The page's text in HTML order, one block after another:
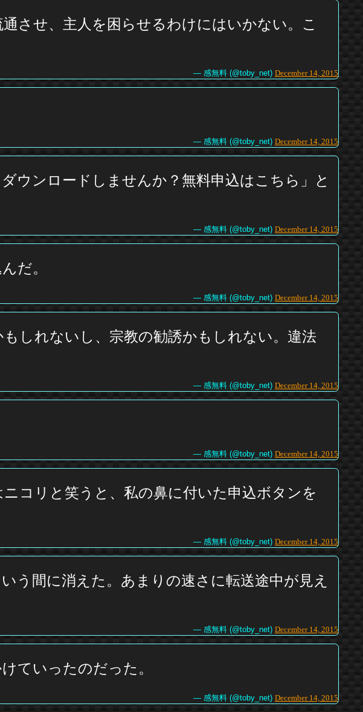
させ、主人を困らせるわけにはいかない。こ
— 感無料 (@toby_net) December 14, 2015
— 感無料 (@toby_net) December 14, 2015
ウンロードしませんか？無料申込はこちら」と
— 感無料 (@toby_net) December 14, 2015
だ。
— 感無料 (@toby_net) December 14, 2015
しれないし、宗教の勧誘かもしれない。違法
— 感無料 (@toby_net) December 14, 2015
— 感無料 (@toby_net) December 14, 2015
コリと笑うと、私の鼻に付いた申込ボタンを
— 感無料 (@toby_net) December 14, 2015
う間に消えた。あまりの速さに転送途中が見え
— 感無料 (@toby_net) December 14, 2015
ていったのだった。
— 感無料 (@toby_net) December 14, 2015